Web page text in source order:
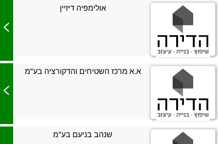
אולימפיה דיזיין
>
א.א מרכז השטיחים והדקורציה בע"מ
>
שנהב בניעם בע"מ